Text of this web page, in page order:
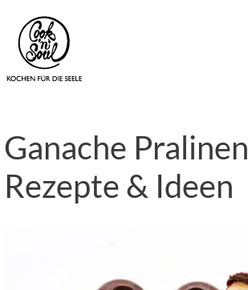
Ganache Pralinen
Rezepte & Ideen